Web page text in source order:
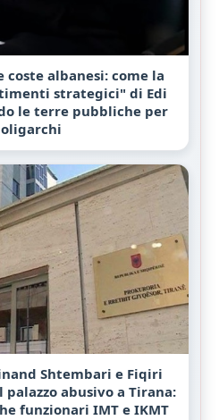
albanesi: come la
strategici" di Edi
le terre pubbliche per
Shtembari e Fiqiri
abusivo a Tirana:
funzionari IMT e IKMT